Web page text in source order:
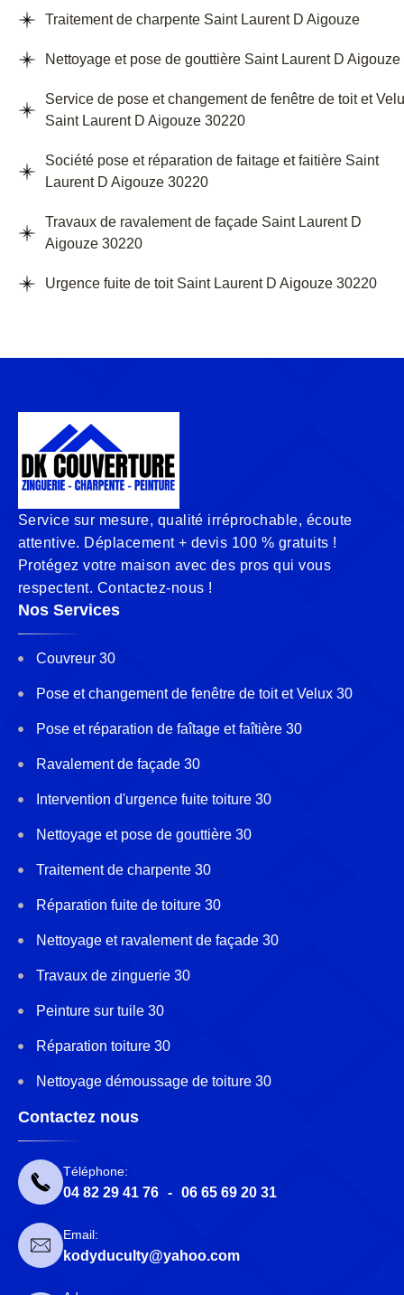
Traitement de charpente Saint Laurent D Aigouze
Nettoyage et pose de gouttière Saint Laurent D Aigouze
Service de pose et changement de fenêtre de toit et
Saint Laurent D Aigouze 30220
Société pose et réparation de faitage et faitière Saint
Laurent D Aigouze 30220
Travaux de ravalement de façade Saint Laurent D
Aigouze 30220
Urgence fuite de toit Saint Laurent D Aigouze 30220
Service sur mesure, qualité irréprochable, écoute
attentive. Déplacement + devis 100 % gratuits !
Protégez votre maison avec des pros qui vous
respectent. Contactez-nous !
Nos Services
Couvreur 30
Pose et changement de fenêtre de toit et Velux 30
Pose et réparation de faîtage et faîtière 30
Ravalement de façade 30
Intervention d'urgence fuite toiture 30
Nettoyage et pose de gouttière 30
Traitement de charpente 30
Réparation fuite de toiture 30
Nettoyage et ravalement de façade 30
Travaux de zinguerie 30
Peinture sur tuile 30
Réparation toiture 30
Nettoyage démoussage de toiture 30
Contactez nous
Téléphone:
04 82 29 41 76 - 06 65 69 20 31
Email:
kodyduculty@yahoo.com